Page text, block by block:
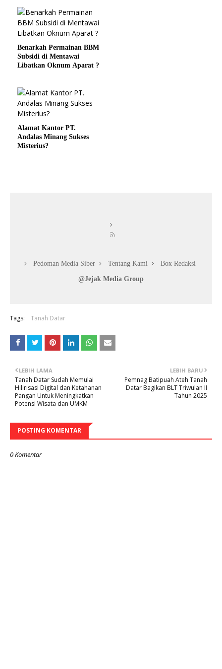
Benarkah Permainan BBM
Subsidi di Mentawai
Libatkan Oknum Aparat ?
Alamat Kantor PT.
Andalas Minang Sukses
Misterius?
Pedoman Media Siber Tentang Kami Box Redaksi
@Jejak Media Group
Tags: Tanah Datar
LEBIH BARU
Pemnag Batipuah Ateh Tanah
Datar Bagikan BLT Triwulan II
Tahun 2025
LEBIH LAMA
Tanah Datar Sudah Memulai
Hilirisasi Digital dan Ketahanan
Pangan Untuk Meningkatkan
Potensi Wisata dan UMKM
POSTING KOMENTAR
0 Komentar